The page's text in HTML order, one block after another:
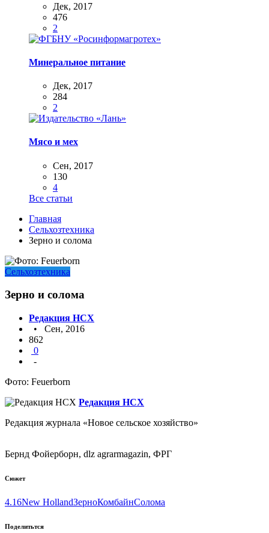
Дек, 2017
476
2
Минеральное питание
Дек, 2017
284
2
Мясо и мех
Сен, 2017
130
4
Все статьи
Главная
Сельхозтехника
Зерно и солома
Сельхозтехника
Зерно и солома
Редакция НСХ
• Сен, 2016
862
0
-
Фото: Feuerborn
Редакция НСХ
Редакция журнала «Новое сельское хозяйство»
Бернд Фойерборн, dlz agrarmagazin, ФРГ
Сюжет
4.16New HollandЗерноКомбайнСолома
Поделитьтся